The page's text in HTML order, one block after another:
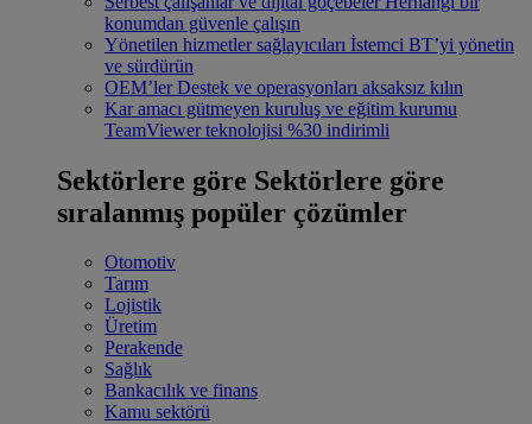
konumdan güvenle çalışın
Yönetilen hizmetler sağlayıcıları İstemci BT’yi yönetin
ve sürdürün
OEM’ler Destek ve operasyonları aksaksız kılın
Kar amacı gütmeyen kuruluş ve eğitim kurumu
TeamViewer teknolojisi %30 indirimli
Sektörlere göre Sektörlere göre
sıralanmış popüler çözümler
Otomotiv
Tarım
Lojistik
Üretim
Perakende
Sağlık
Bankacılık ve finans
Kamu sektörü